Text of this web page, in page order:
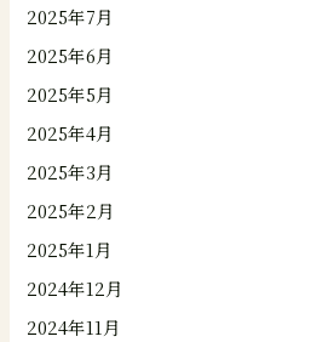
2025年7月
2025年6月
2025年5月
2025年4月
2025年3月
2025年2月
2025年1月
2024年12月
2024年11月